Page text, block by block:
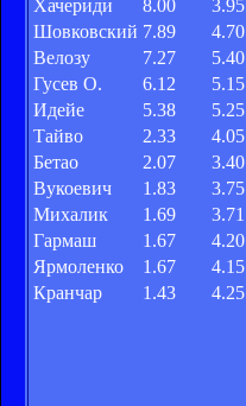
Хачериди
8.00 3.95
Шовковский 7.89 4.70
Велозу
7.27 5.40
Гусев О.
6.12 5.15
Идейе
5.38 5.25
Тайво
2.33 4.05
Бетао
2.07 3.40
Вукоевич
1.83 3.75
Михалик
1.69 3.71
Гармаш
1.67 4.20
Ярмоленко
1.67 4.15
Кранчар
1.43 4.25